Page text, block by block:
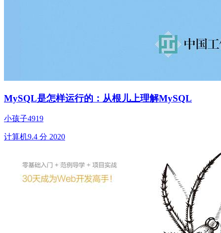
MySQL是怎样运行的：从根儿上理解MySQL
小孩子4919
计算机9.4 分 2020